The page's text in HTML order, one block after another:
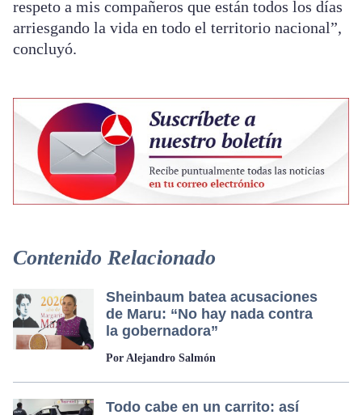
respeto a mis compañeros que están todos los días
arriesgando la vida en todo el territorio nacional”,
concluyó.
Contenido Relacionado
Sheinbaum batea acusaciones
de Maru: “No hay nada contra
la gobernadora”
Por Alejandro Salmón
Todo cabe en un carrito: así